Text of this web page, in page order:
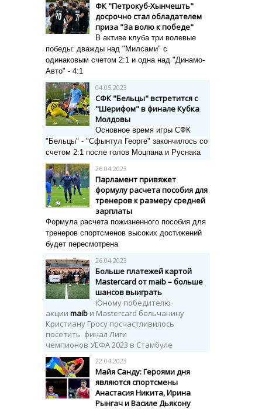
ФК "Петрокуб-Хынчешть"
досрочно стал обладателем
приза "За волю к победе"
В активе клуба три волевые
победы: дважды над "Милсами" с
одинаковым счетом 2:1 и одна над "Динамо-
Авто" - 4:1
04.05.2023
СФК "Бельцы" встретится с
"Шерифом" в финале Кубка
Молдовы
Основное время игры СФК
"Бельцы" - "Сфынтул Георге" закончилось со
счетом 2:1 после голов Моцпана и Руснака
26.04.2023
Парламент привяжет
формулу расчета пособия для
тренеров к размеру средней
зарплаты
Формула расчета пожизненного пособия для
тренеров спортсменов высоких достижений
будет пересмотрена
26.04.2023
Больше платежей картой
Mastercard от maib – больше
шансов выиграть
Юному победителю
акции maib и Mastercard бельчанину
Кристиану Гросу посчастливилось
посетить финал Лиги
чемпионов УЕФА 2023 в Стамбуле
22.04.2023
Майя Санду: Героями дня
являются спортсмены
Анастасия Никита, Ирина
Рынгач и Василе Дьякону